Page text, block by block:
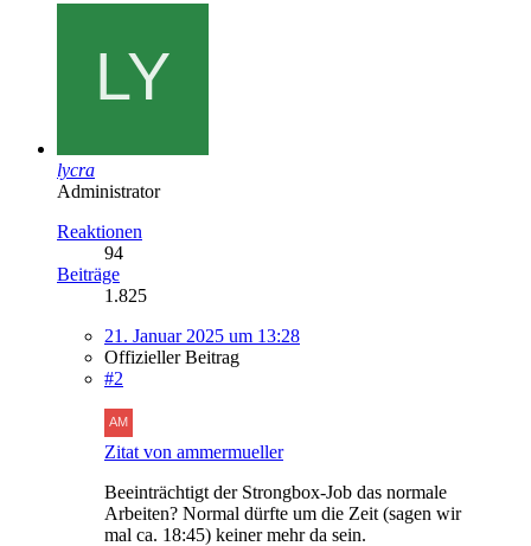
lycra
Administrator
Reaktionen
94
Beiträge
1.825
21. Januar 2025 um 13:28
Offizieller Beitrag
#2
Zitat von ammermueller
Beeinträchtigt der Strongbox-Job das normale
Arbeiten? Normal dürfte um die Zeit (sagen wir
mal ca. 18:45) keiner mehr da sein.